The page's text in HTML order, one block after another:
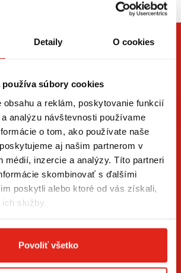
Detaily O cookies
súbory cookies
obsahu a reklám, poskytovanie funkcií
analýzu návštevnosti používame
o tom, ako používate naše
aj našim partnerom v
médií, inzercie a analýzy. Títo partneri
skombinovať s ďalšími
poskytli alebo ktoré od vás získali,
služby.
Povoliť všetko
AKO PRVÝ
newslettera a buďte prvý, kto má
osobných údajov